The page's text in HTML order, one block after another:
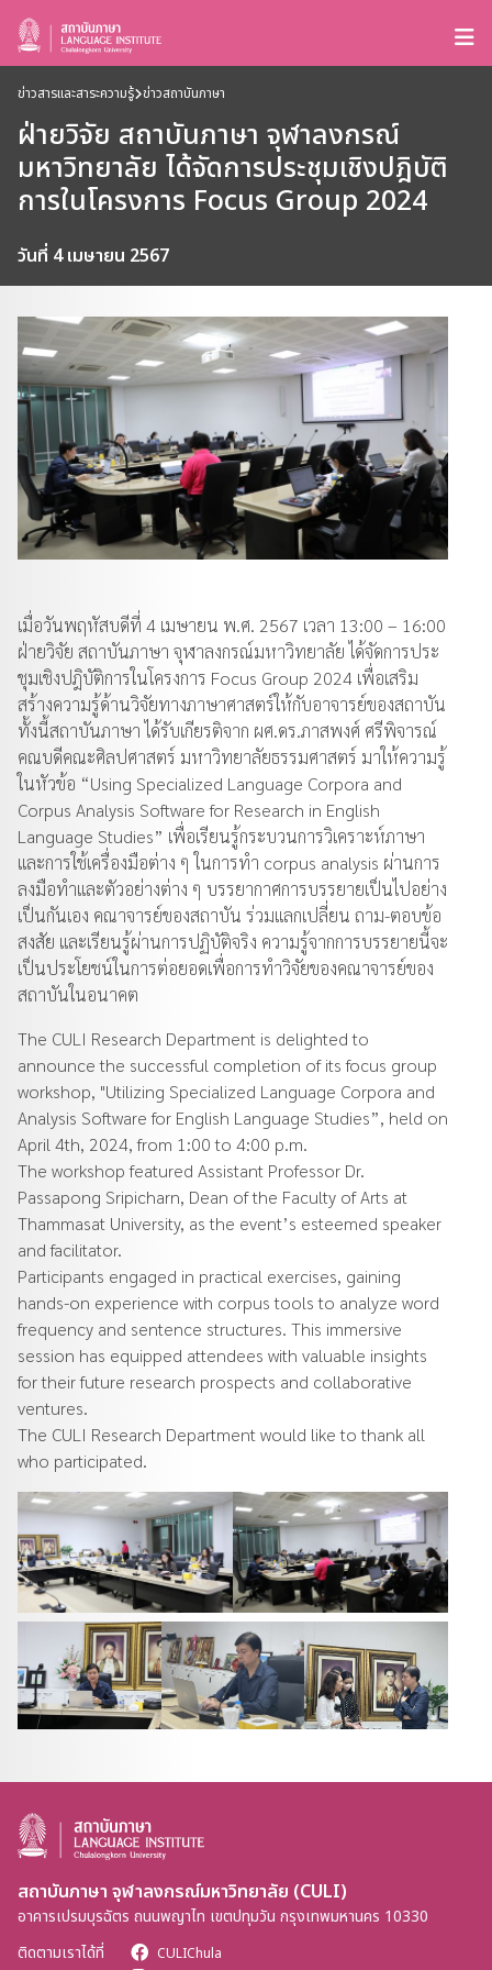
ข่าวสารและสาระความรู้ ข่าวสถาบันภาษา
ฝ่ายวิจัย สถาบันภาษา จุฬาลงกรณ์
มหาวิทยาลัย ได้จัดการประชุมเชิงปฎิบัติ
การในโครงการ Focus Group 2024
วันที่ 4 เมษายน 2567
เมื่อวันพฤหัสบดีที่ 4 เมษายน พ.ศ. 2567 เวลา 13:00 – 16:00
ฝ่ายวิจัย สถาบันภาษา จุฬาลงกรณ์มหาวิทยาลัย ได้จัดการประ
ชุมเชิงปฎิบัติการในโครงการ Focus Group 2024 เพื่อเสริม
สร้างความรู้ด้านวิจัยทางภาษาศาสตร์ให้กับอาจารย์ของสถาบัน
ทั้งนี้สถาบันภาษา ได้รับเกียรติจาก ผศ.ดร.ภาสพงศ์ ศรีพิจารณ์
คณบดีคณะศิลปศาสตร์ มหาวิทยาลัยธรรมศาสตร์ มาให้ความรู้
ในหัวข้อ “Using Specialized Language Corpora and
Corpus Analysis Software for Research in English
Language Studies” เพื่อเรียนรู้กระบวนการวิเคราะห์ภาษา
และการใช้เครื่องมือต่าง ๆ ในการทำ corpus analysis ผ่านการ
ลงมือทำและตัวอย่างต่าง ๆ บรรยากาศการบรรยายเป็นไปอย่าง
เป็นกันเอง คณาจารย์ของสถาบัน ร่วมแลกเปลี่ยน ถาม-ตอบข้อ
สงสัย และเรียนรู้ผ่านการปฏิบัติจริง ความรู้จากการบรรยายนี้จะ
เป็นประโยชน์ในการต่อยอดเพื่อการทำวิจัยของคณาจารย์ของ
สถาบันในอนาคต
The CULI Research Department is delighted to
announce the successful completion of its focus group
workshop, "Utilizing Specialized Language Corpora and
Analysis Software for English Language Studies”, held on
April 4th, 2024, from 1:00 to 4:00 p.m.
The workshop featured Assistant Professor Dr.
Passapong Sripicharn, Dean of the Faculty of Arts at
Thammasat University, as the event’s esteemed speaker
and facilitator.
Participants engaged in practical exercises, gaining
hands-on experience with corpus tools to analyze word
frequency and sentence structures. This immersive
session has equipped attendees with valuable insights
for their future research prospects and collaborative
ventures.
The CULI Research Department would like to thank all
who participated.
สถาบันภาษา จุฬาลงกรณ์มหาวิทยาลัย (CULI)
อาคารเปรมบุรฉัตร ถนนพญาไท เขตปทุมวัน กรุงเทพมหานคร 10330
ติดตามเราได้ที่
CULIChula